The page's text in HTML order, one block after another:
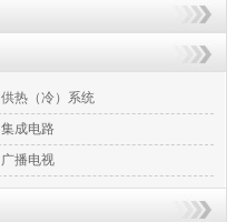
供热（冷）系统
集成电路
广播电视